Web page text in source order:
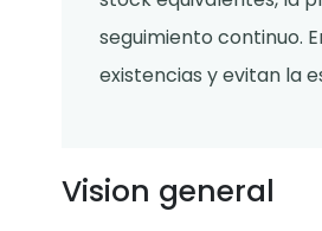
seguimiento continuo.
existencias y evitan la
Vision general